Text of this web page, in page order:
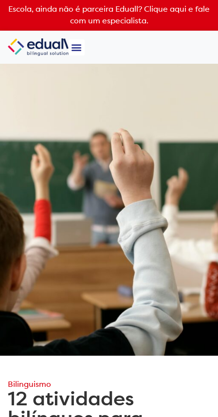
Escola, ainda não é parceira Eduall? Clique aqui e fale
com um especialista.
Bilinguismo
12 atividades